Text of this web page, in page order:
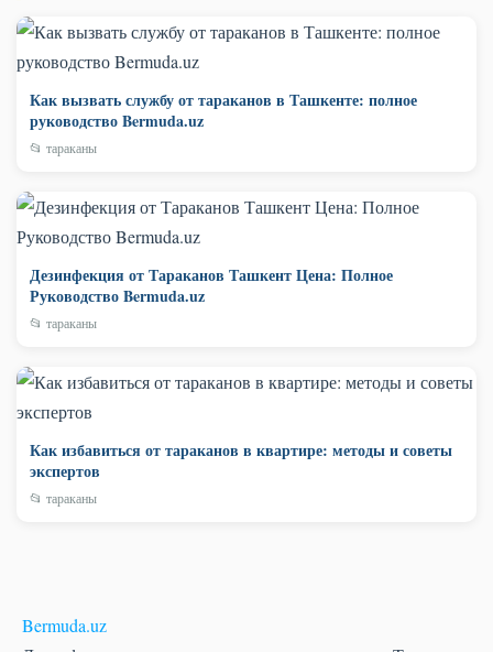
Как вызвать службу от тараканов в Ташкенте: полное
руководство Bermuda.uz
📂 тараканы
Дезинфекция от Тараканов Ташкент Цена: Полное
Руководство Bermuda.uz
📂 тараканы
Как избавиться от тараканов в квартире: методы и советы
экспертов
📂 тараканы
Bermuda.uz